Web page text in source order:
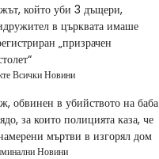
който уби 3 дъщери,
в църквата имаше
„призрачен
Всички Новини
обвинен в убийството на баба
за които полицията каза, че
мъртви в изгорял дом
Новини